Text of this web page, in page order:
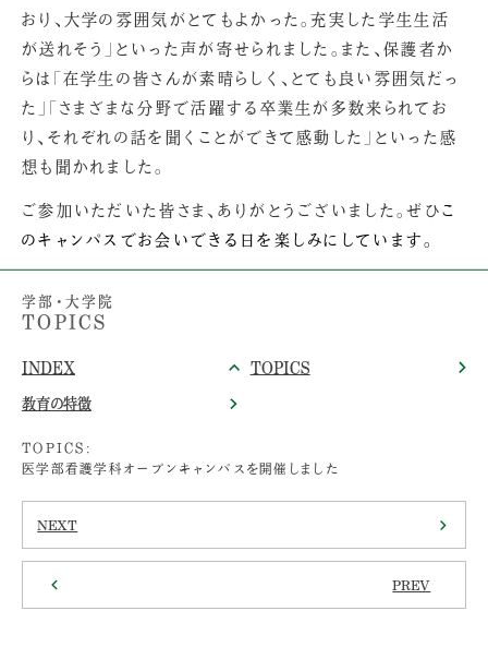
おり、大学の雰囲気がとてもよかった。充実した学生生活
が送れそう」といった声が寄せられました。また、保護者か
らは「在学生の皆さんが素晴らしく、とても良い雰囲気だっ
た」「さまざまな分野で活躍する卒業生が多数来られてお
り、それぞれの話を聞くことができて感動した」といった感
想も聞かれました。
ご参加いただいた皆さま、ありがとうございました。ぜひ こ
のキャンパスでお会いできる日を楽しみにしています。
学部・大学院
TOPICS
INDEX TOPICS
教育の特徴
TOPICS:
医学部看護学科オープンキャンパスを開催しました
NEXT
PREV